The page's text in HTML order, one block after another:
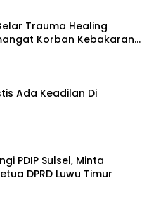
Trauma Healing
Korban Kebakaran
Ada Keadilan Di
PDIP Sulsel, Minta
DPRD Luwu Timur